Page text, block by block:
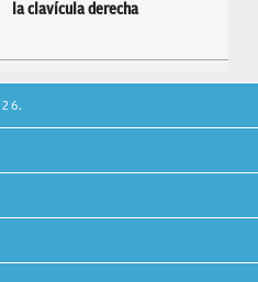
la clavícula derecha